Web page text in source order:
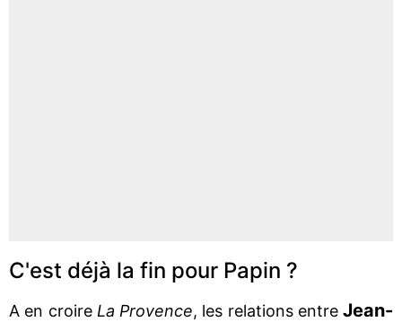
C'est déjà la fin pour Papin ?
A en croire La Provence, les relations entre Jean-